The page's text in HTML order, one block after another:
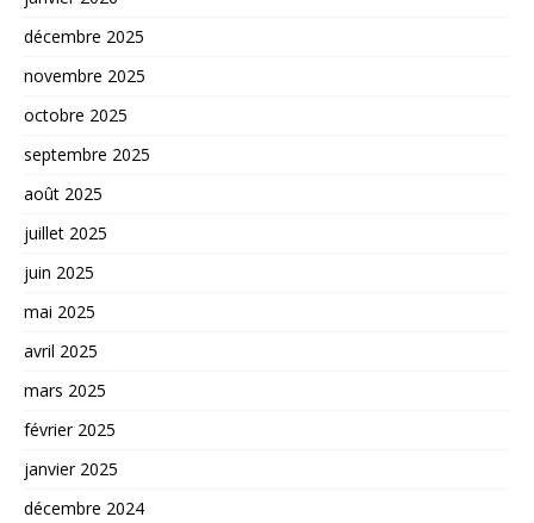
décembre 2025
novembre 2025
octobre 2025
septembre 2025
août 2025
juillet 2025
juin 2025
mai 2025
avril 2025
mars 2025
février 2025
janvier 2025
décembre 2024